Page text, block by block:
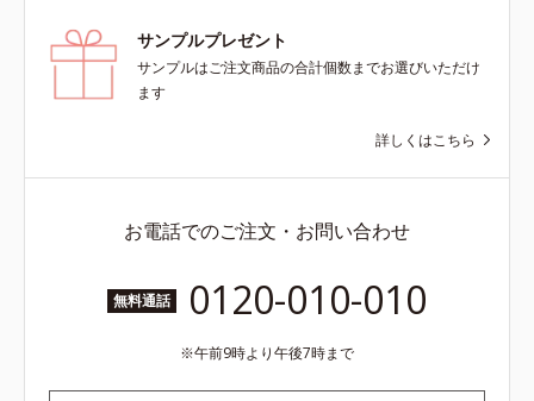
サンプルプレゼント
サンプルはご注文商品の合計個数までお選びいただけ
ます
詳しくはこちら
お電話でのご注文・お問い合わせ
無料通話 0120-010-010
午前9時より午後7時まで